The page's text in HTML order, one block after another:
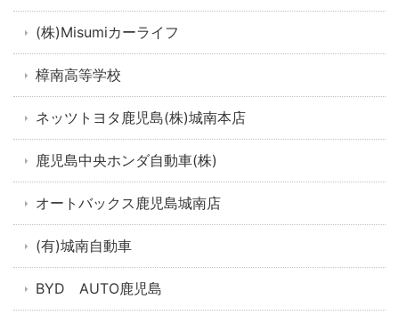
(株)Misumiカーライフ
樟南高等学校
ネッツトヨタ鹿児島(株)城南本店
鹿児島中央ホンダ自動車(株)
オートバックス鹿児島城南店
(有)城南自動車
BYD AUTO鹿児島